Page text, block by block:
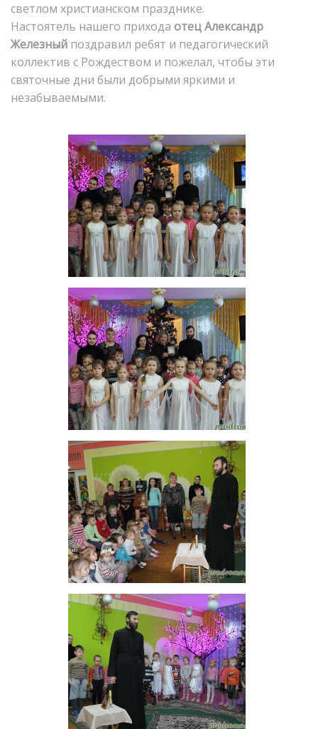
светлом христианском празднике.
Настоятель нашего прихода отец Александр
Железный поздравил ребят и педагогический
коллектив с Рождеством и пожелал, чтобы эти
святочные дни были добрыми яркими и
незабываемыми.